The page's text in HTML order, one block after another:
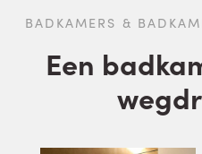
BADKAMERS &
Een